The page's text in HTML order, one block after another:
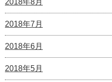
2018年7月
2018年6月
2018年5月